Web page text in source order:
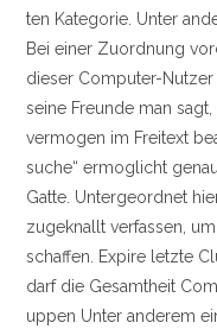
ten Kategorie. Unter
Bei einer Zuordnung
dieser Computer-
seine Freunde man
vermogen im Freitext
suche“ ermoglicht
Gatte. Untergeordnet
zugeknallt verfassen,
schaffen. Expire letzte
darf die Gesamtheit
uppen Unter anderem